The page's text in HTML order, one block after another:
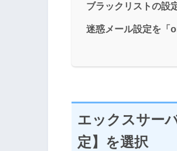
ブラックリストの設
迷惑メール設定を「
エックスサー
定】を選択